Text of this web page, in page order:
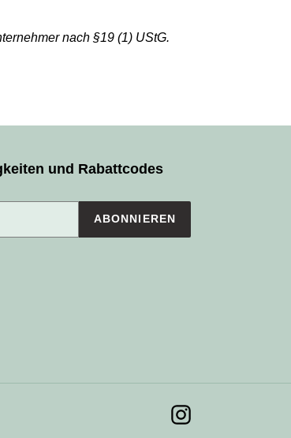
nach §19 (1) UStG.
und Rabattcodes
ABONNIEREN
Instagram